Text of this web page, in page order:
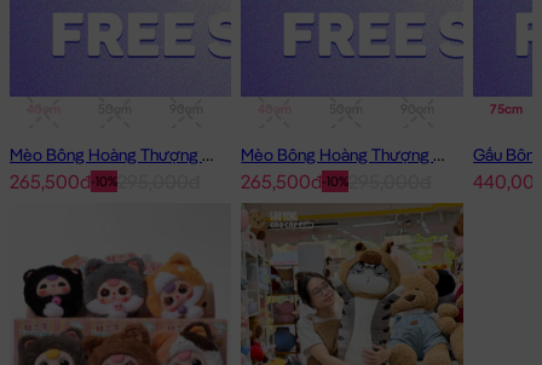
Mèo Bông Xám MIA lông mịn
Mèo Bông Xám MIA lông mịn đang nằm trong danh sách những
sản phẩmGấu Bông Mèo BôngBÁN CHẠY và đang được các
bạn trẻ YÊU THÍCH NHẤT.
Mèo Bông Hoàng Thượng Cosplay Thỏ Hồng
-10%
265,500đ
1m
Mèo Bông Hoàng Thượng Cosplay Panda
-10%
265,500đ
75cm